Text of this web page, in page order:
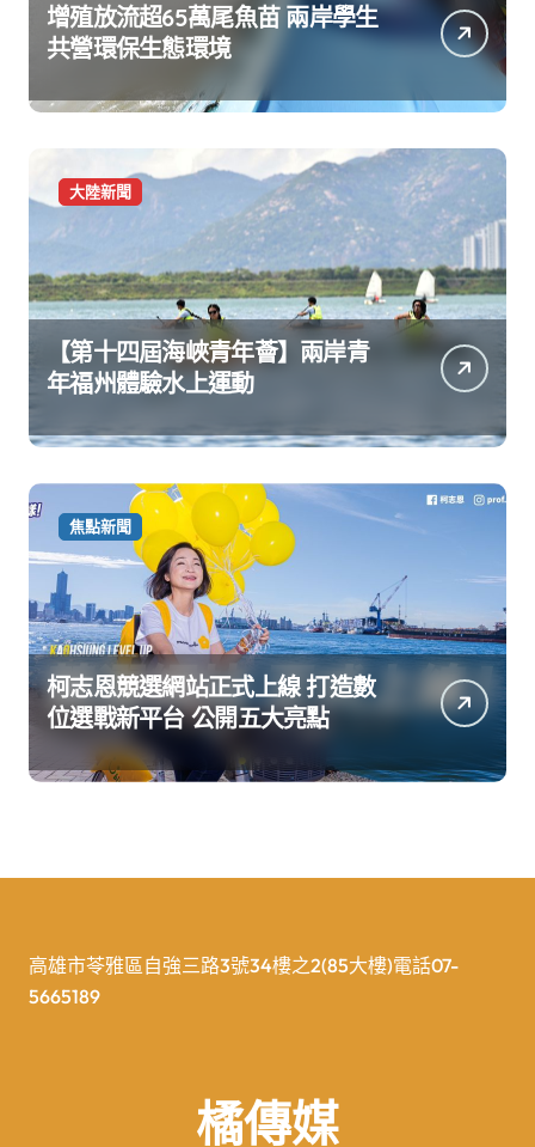
增殖放流超65萬尾魚苗 兩岸學生
共營環保生態環境
大陸新聞
【第十四屆海峽青年薈】兩岸青
年福州體驗水上運動
焦點新聞
柯志恩競選網站正式上線 打造數
位選戰新平台 公開五大亮點
高雄市苓雅區自強三路3號34樓之2(85大樓)電話07-
5665189
橘傳媒